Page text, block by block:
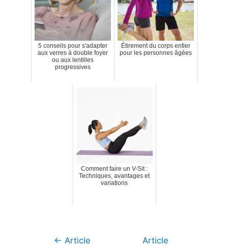
5 conseils pour s'adapter
aux verres à double foyer
ou aux lentilles
progressives
Étirement du corps entier
pour les personnes âgées
Comment faire un V-Sit :
Techniques, avantages et
variations
Navigation
← Article
Article